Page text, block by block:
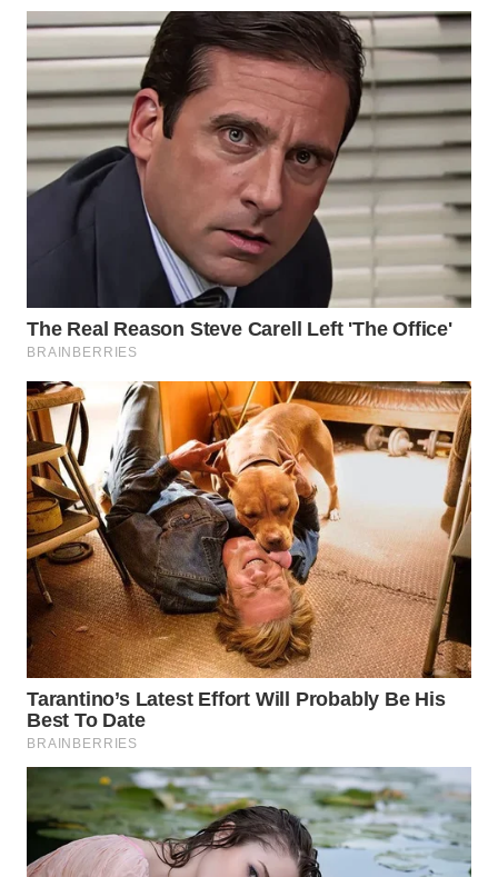
PORTAL
FORWAMKI
ALPERKLINAS
TAMBANG
NEWS
SITUNGIR
NEWS
SIDIKALANG
NEWS
SIBARAGAS
NEWS
METRO
SIANTAR
NEWS
METRO
MEDAN
NEWS
METRO